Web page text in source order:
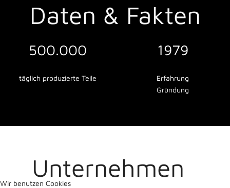
Daten & Fakten
500.000
täglich produzierte Teile
1979
Erfahrung
Gründung
Unternehmen
Wir benutzen Cookies